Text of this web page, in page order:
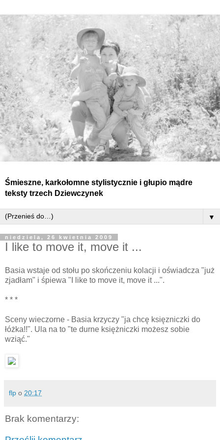
Śmieszne, karkołomne stylistycznie i głupio mądre
teksty trzech Dziewczynek
▼
niedziela, 26 kwietnia 2009
I like to move it, move it ...
Basia wstaje od stołu po skończeniu kolacji i oświadcza "już
zjadłam" i śpiewa "I like to move it, move it ...".
* * *
Sceny wieczorne - Basia krzyczy "ja chcę księzniczki do
łóżka!!". Ula na to "te durne księżniczki możesz sobie
wziąć."
flp o 20:17
Brak komentarzy: